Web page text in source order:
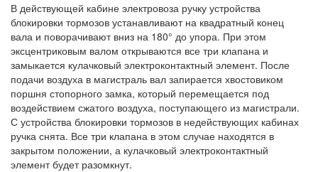
В действующей кабине электровоза ручку устройства
блокировки тормозов устанавливают на квадратный конец
вала и поворачивают вниз на 180° до упора. При этом
эксцентриковым валом открываются все три клапана и
замыкается кулачковый электроконтактный элемент. После
подачи воздуха в магистраль вал запирается хвостовиком
поршня стопорного замка, который перемещается под
воздействием сжатого воздуха, поступающего из магистрали.
С устройства блокировки тормозов в недействующих кабинах
ручка снята. Все три клапана в этом случае находятся в
закрытом положении, а кулачковый электроконтактный
элемент будет разомкнут.